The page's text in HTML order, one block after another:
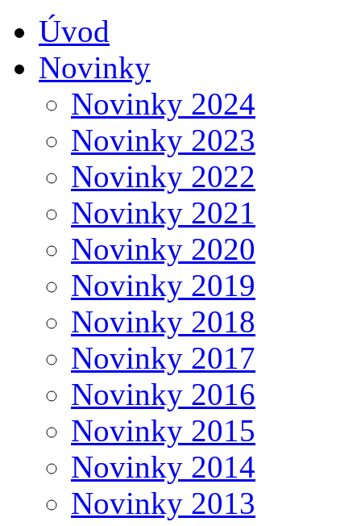
Úvod
Novinky
Novinky 2024
Novinky 2023
Novinky 2022
Novinky 2021
Novinky 2020
Novinky 2019
Novinky 2018
Novinky 2017
Novinky 2016
Novinky 2015
Novinky 2014
Novinky 2013